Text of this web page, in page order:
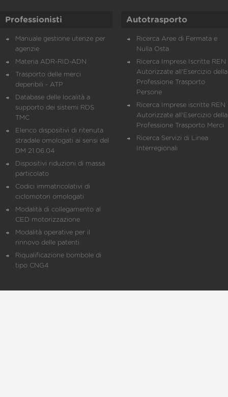
Professionisti
Manuale gestione utenze per
agenzie
Materia ADR-RID-ADN
Trasporto delle merci
deperibili - ATP
Database delle località a
supporto dei sistemi RDS
TMC
Elenco dispositivi di ritenuta
stradale omologati ai sensi del
DM 21.06.04
Dispositivi riduzioni di massa
particolato
Codici immatricolativi di
ciclomotori omologati
Modalità di collegamento al
CED motorizzazione
Modalità operative per il
rinnovo delle patenti
Riqualificazione bombole di
tipo CNG4
Autotrasporto
Ricerca Aree di Fermata e
Nulla Osta
Ricerca Imprese Iscritte REN
Autorizzate all'Esercizio della
Professione Trasporto
Persone
Ricerca Imprese iscritte REN
Autorizzate all'Esercizio della
Professione Trasporto Merci
Ricerca Servizi di Linea
Interregionali